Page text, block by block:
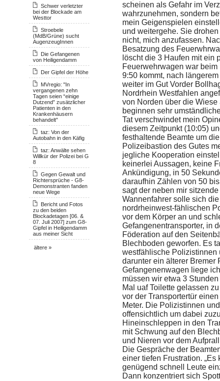
Schwer verletzter
bei der Blockade am
Westtor
Stroebele
(MdB/Grüne) sucht
AugenzeugInnen
Die Gefangenen
von Heiligendamm
Der Gipfel der Höhe
MVregio: "In
vergangenen zehn
Tagen seien “einige
Dutzend” zusätzlicher
Patienten in den
Krankenhäusern
behandelt"
taz: Von der
Autobahn in den Käfig
taz: Anwälte sehen
Willkür der Polizei bei G
8
Gegen Gewalt und
Richtersprüche - G8-
Demonstranten fanden
neue Wege
Bericht und Fotos
zu den beiden
Blockadetagen [06. &
07. Juli 2007] zum G8-
Gipfel in Heiligendamm
aus meiner Sicht
ältere »
scheinen als Gefahr im
wahrzunehmen, sondern
mein Geigenspielen
und weitergehe. Sie
nicht, mich anzufassen.
Besatzung des
löscht die 3 Haufen mit ein
Feuerwehrwagen war
9:50 kommt, nach
weiter im Gut Vorder
Nordrhein Westfahlen
von Norden über die
beginnen sehr
Tat verschwindet mein
diesem Zeitpunkt (10:05)
festhaltende Beamte um
Polizeibastion des Gutes
jegliche Kooperation
keinerlei Aussagen, keine
Ankündigung, in 50
daraufhin Zählen von 50
sagt der neben mir
Wannenfahrer solle sich
nordrheinwest-fählischen
vor dem Körper an und
Gefangenentransporter, in
Föderation auf den
Blechboden geworfen. Es
westfählische Polizistinnen
darunter ein älterer Bremer
Gefangenenwagen liege
müssen wir etwa 3
Mal uaf Toilette gelassen
vor der Transportertür
Meter. Die Polizistinnen
offensichtlich um dabei
Hineinschleppen in den
mit Schwung auf den
und Nieren vor dem
Die Gespräche der
einer tiefen Frustration.
genügend schnell Leute
Dann konzentriert sich